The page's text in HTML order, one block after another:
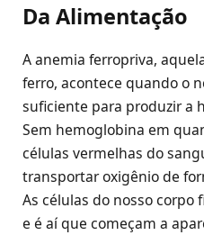
Da Alimentação
A anemia ferropriva,
ferro, acontece quando o
suficiente para produzir a
Sem hemoglobina em
células vermelhas do
transportar oxigênio de
As células do nosso corpo
e é aí que começam a